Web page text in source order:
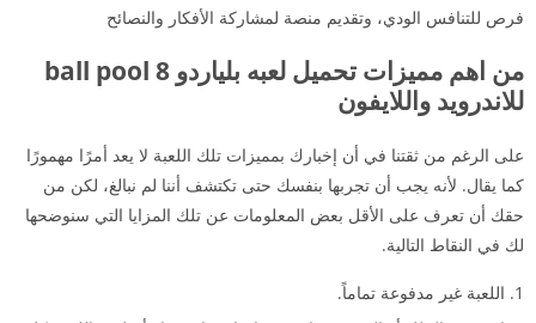
فرص للتنافس الودي، وتقديم منصة لمشاركة الأفكار والنصائح
من اهم مميزات تحميل لعبه بلياردو 8 ball pool
للاندرويد واللايفون
على الرغم من ثقتنا في أن إخبارك بمميزات تلك اللعبة لا يعد أمرًا مهمورًا
كما يقال. لأنه يجب أن تجربها بنفسك حتى تكتشف أننا لم نبالغ، لكن من
حقك أن تعرف على الأقل بعض المعلومات عن تلك المزايا التي سنوضحها
لك في النقاط التالية.
اللعبة غير مدفوعة تماماً.